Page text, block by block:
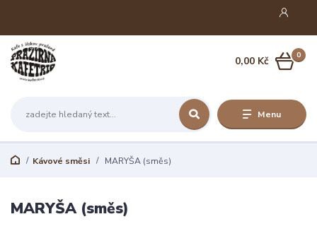
Menu
0
0,00 Kč
Kávové směsi MARYŠA (směs)
MARYŠA (směs)